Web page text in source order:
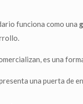
funciona como una
es una
una puerta de